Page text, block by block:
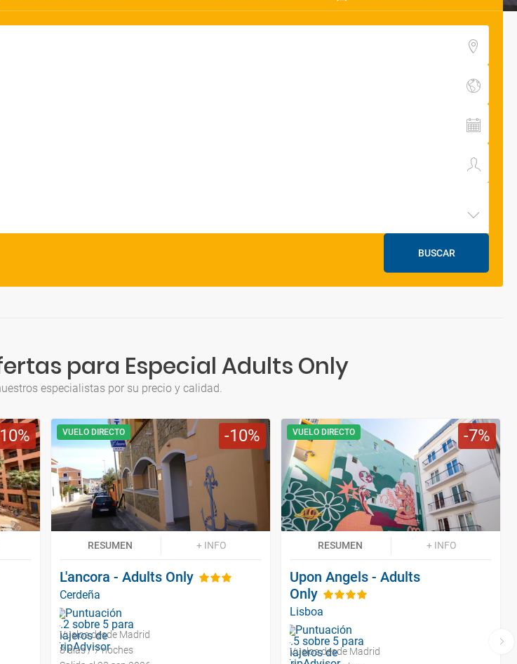
BUSCAR
para Especial Adults Only
especialistas por su precio y calidad.
10 10
VUELO DIRECTO
RESUMEN + INFO
L'ancora - Adults Only
Cerdeña
Vuelos desde Madrid
8 días / 7 noches
7
VUELO DIRECTO
RESUMEN + INFO
Upon Angels - Adults
Only
Lisboa
Vuelos desde Madrid